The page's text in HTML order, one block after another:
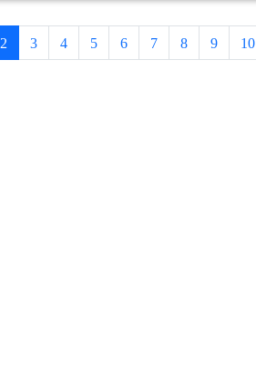
2(current)
3 4 5 6 7 8 9 10